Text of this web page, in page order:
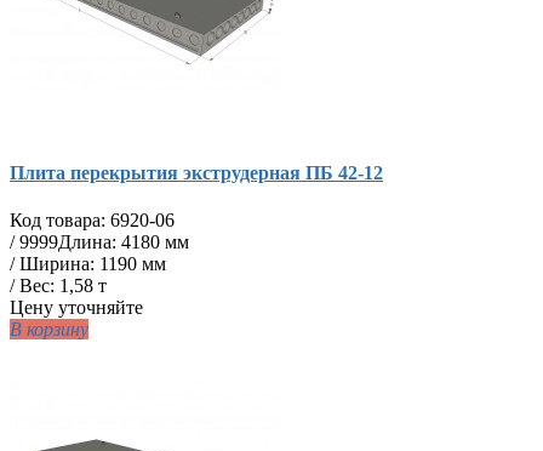
Плита перекрытия экструдерная ПБ 42-12
Код товара: 6920-06
/9999Длина: 4180 мм
/ Ширина: 1190 мм
/ Вес: 1,58 т
Цену уточняйте
В корзину